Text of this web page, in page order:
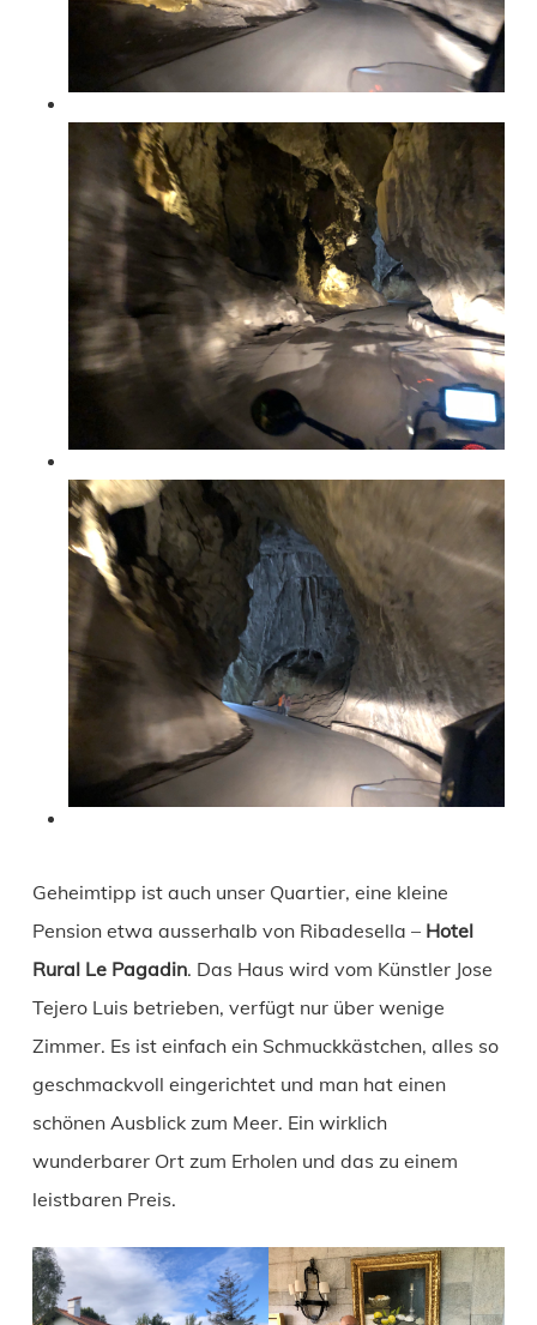
Geheimtipp ist auch unser Quartier, eine kleine
Pension etwa ausserhalb von Ribadesella – Hotel
Rural Le Pagadin. Das Haus wird vom Künstler Jose
Tejero Luis betrieben, verfügt nur über wenige
Zimmer. Es ist einfach ein Schmuckkästchen, alles so
geschmackvoll eingerichtet und man hat einen
schönen Ausblick zum Meer. Ein wirklich
wunderbarer Ort zum Erholen und das zu einem
leistbaren Preis.